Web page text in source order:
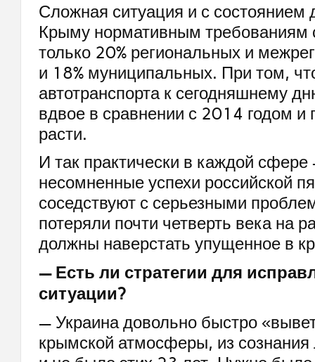
Сложная ситуация и с состоянием
Крыму нормативным требованиям
только 20% региональных и
и 18% муниципальных. При том,
автотранспорта к сегодняшнему
вдвое в сравнении с 2014 годом и
расти.
И так практически в каждой
несомненные успехи российской
соседствуют с серьезными
потеряли почти четверть века на
должны наверстать упущенное в
— Есть ли стратегии для
ситуации?
— Украина довольно быстро
крымской атмосферы, из сознания